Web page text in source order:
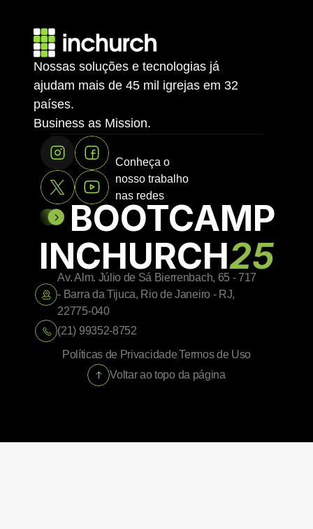
Nossas soluções e tecnologias já
ajudam mais de 45 mil igrejas em 32
países.
Business as Mission.
Conheça o
nosso trabalho
nas redes
©BOOTCAMP
INCHURCH25
Av. Alm. Júlio de Sá Bierrenbach, 65 - 717
- Barra da Tijuca, Rio de Janeiro - RJ,
22775-040
(21) 99352-8752
Políticas de PrivacidadeTermos de Uso
Voltar ao topo da página